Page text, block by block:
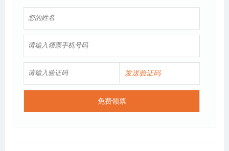
发送验证码
免费领票